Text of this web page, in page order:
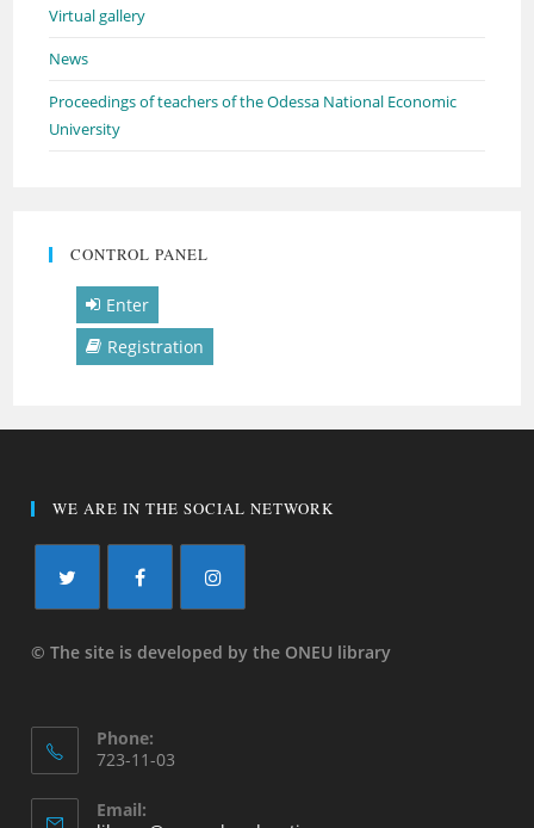
Virtual gallery
News
Proceedings of teachers of the Odessa National Economic
University
CONTROL PANEL
Enter
Registration
WE ARE IN THE SOCIAL NETWORK
© The site is developed by the ONEU library
Phone:
723-11-03
Email: